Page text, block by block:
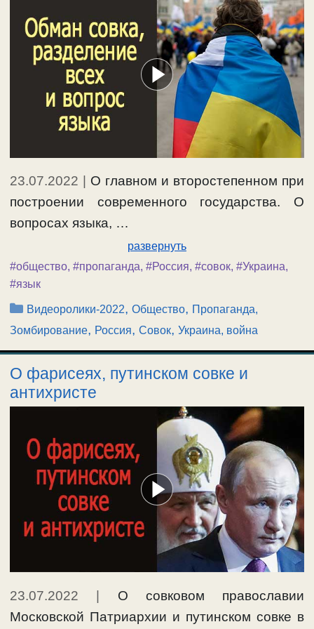
23.07.2022
О главном и второстепенном при
построении современного государства. О
вопросах языка, …
развернуть
#общество, #пропаганда, #Россия, #совок, #Украина,
#язык
Рубрики
Видеоролики-2022,Общество, Пропаганда,
Зомбирование, Россия, Совок, Украина, война
О фарисеях, путинском совке и
антихристе
23.07.2022
О совковом православии
Московской Патриархии и путинском совке в